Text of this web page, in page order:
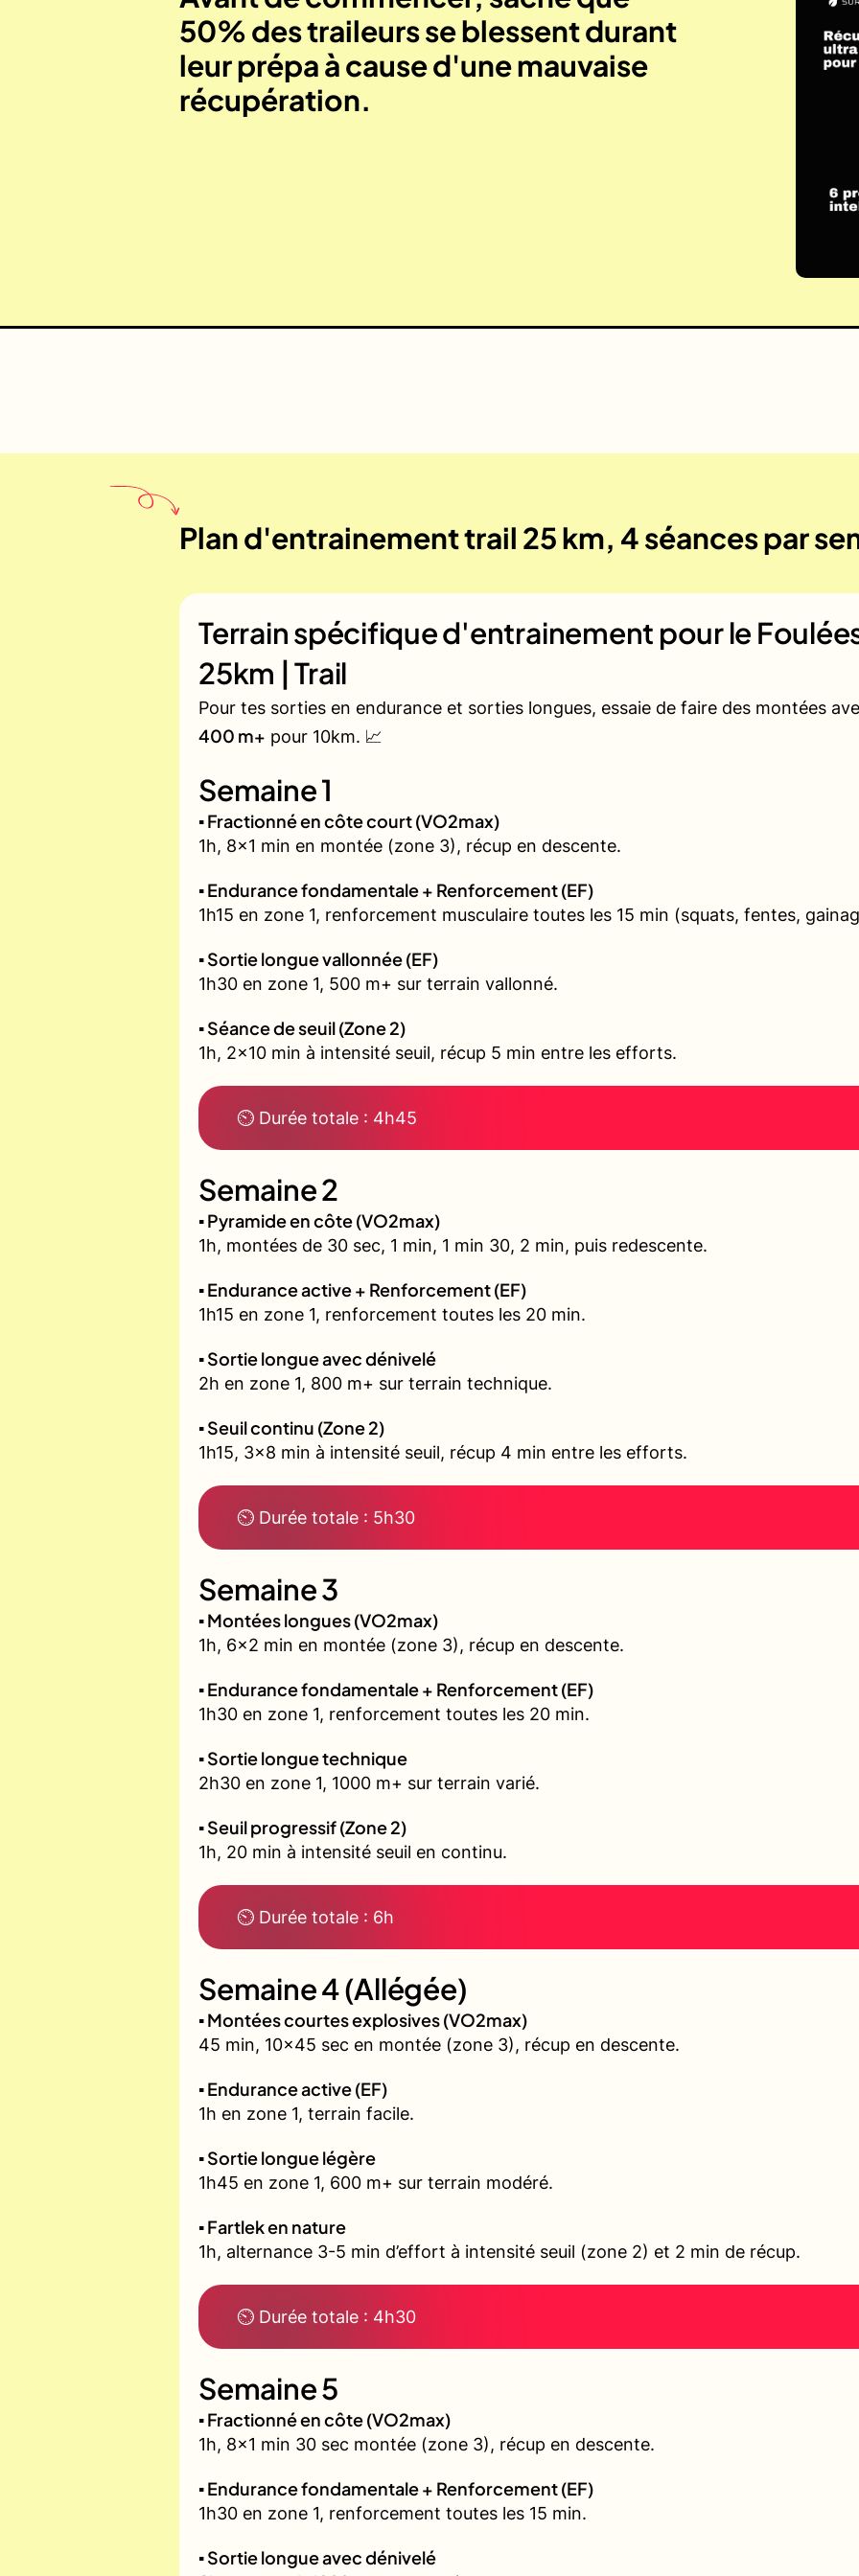
50% des traileurs se blessent durant
leur prépa à cause d'une mauvaise
récupération.
Plan d'entrainement trail 25 km, 4 séances par
Terrain spécifique d'entrainement pour le
25km | Trail
Pour tes sorties en endurance et sorties longues, essaie de faire des montées
400 m+ pour 10km. 📈
Semaine 1
▪️ Fractionné en côte court (VO2max)
1h, 8x1 min en montée (zone 3), récup en descente.
▪️ Endurance fondamentale + Renforcement (EF)
1h15 en zone 1, renforcement musculaire toutes les 15 min (squats, fentes,
▪️ Sortie longue vallonnée (EF)
1h30 en zone 1, 500 m+ sur terrain vallonné.
▪️ Séance de seuil (Zone 2)
1h, 2x10 min à intensité seuil, récup 5 min entre les efforts.
⏲ Durée totale : 4h45
Semaine 2
▪️ Pyramide en côte (VO2max)
1h, montées de 30 sec, 1 min, 1 min 30, 2 min, puis redescente.
▪️ Endurance active + Renforcement (EF)
1h15 en zone 1, renforcement toutes les 20 min.
▪️ Sortie longue avec dénivelé
2h en zone 1, 800 m+ sur terrain technique.
▪️ Seuil continu (Zone 2)
1h15, 3x8 min à intensité seuil, récup 4 min entre les efforts.
⏲ Durée totale : 5h30
Semaine 3
▪️ Montées longues (VO2max)
1h, 6x2 min en montée (zone 3), récup en descente.
▪️ Endurance fondamentale + Renforcement (EF)
1h30 en zone 1, renforcement toutes les 20 min.
▪️ Sortie longue technique
2h30 en zone 1, 1000 m+ sur terrain varié.
▪️ Seuil progressif (Zone 2)
1h, 20 min à intensité seuil en continu.
⏲ Durée totale : 6h
Semaine 4 (Allégée)
▪️ Montées courtes explosives (VO2max)
45 min, 10x45 sec en montée (zone 3), récup en descente.
▪️ Endurance active (EF)
1h en zone 1, terrain facile.
▪️ Sortie longue légère
1h45 en zone 1, 600 m+ sur terrain modéré.
▪️ Fartlek en nature
1h, alternance 3-5 min d’effort à intensité seuil (zone 2) et 2 min de récup.
⏲ Durée totale : 4h30
Semaine 5
▪️ Fractionné en côte (VO2max)
1h, 8x1 min 30 sec montée (zone 3), récup en descente.
▪️ Endurance fondamentale + Renforcement (EF)
1h30 en zone 1, renforcement toutes les 15 min.
▪️ Sortie longue avec dénivelé